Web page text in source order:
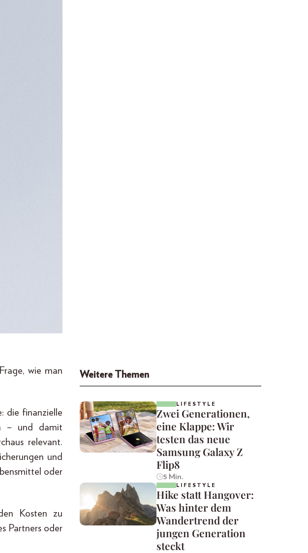
wie man
die finanzielle
– und damit
relevant.
und
oder
Kosten zu
Partners oder
Weitere Themen
LIFESTYLE
Zwei Generationen,
eine Klappe: Wir
testen das neue
Samsung Galaxy Z
Flip8
5 Min.
LIFESTYLE
Hike statt Hangover:
Was hinter dem
Wandertrend der
jungen Generation
steckt